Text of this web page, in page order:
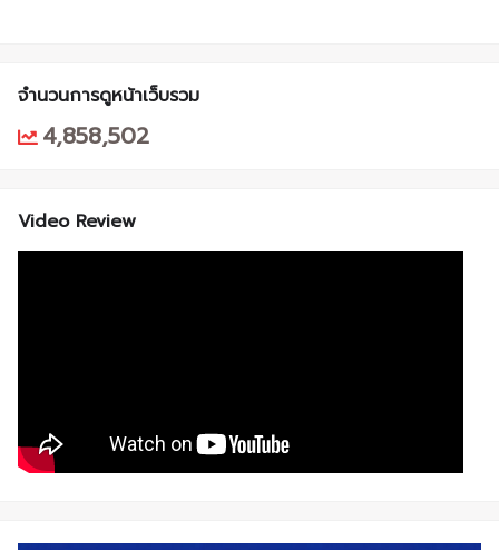
จำนวนการดูหน้าเว็บรวม
4,858,502
Video Review